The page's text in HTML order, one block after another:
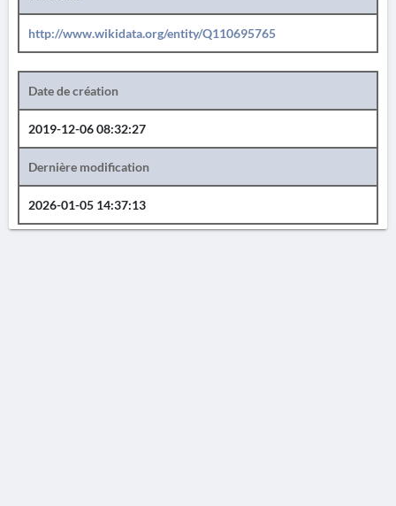
http://www.wikidata.org/entity/Q110695765
Date de création
2019-12-06 08:32:27
Dernière modification
2026-01-05 14:37:13